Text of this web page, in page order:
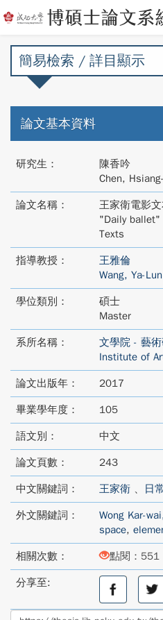
簡易檢索 / 詳目顯示
論文基本資料
研究生：
陳香吟
Chen,
論文名稱：
王家衛電影文
"Daily ballet"
Texts
指導教授：
王雅倫
Wang, Ya-Lun
學位類別：
碩士
Master
系所名稱：
文學院 - 藝
Institute of
論文出版年： 2017
畢業學年度： 105
語文別： 中文
論文頁數： 243
中文關鍵詞： 王家衛 、 日常
外文關鍵詞： Wong Kar-
space,
相關次數： 點閱：551
分享至:
分
至
分
享
至